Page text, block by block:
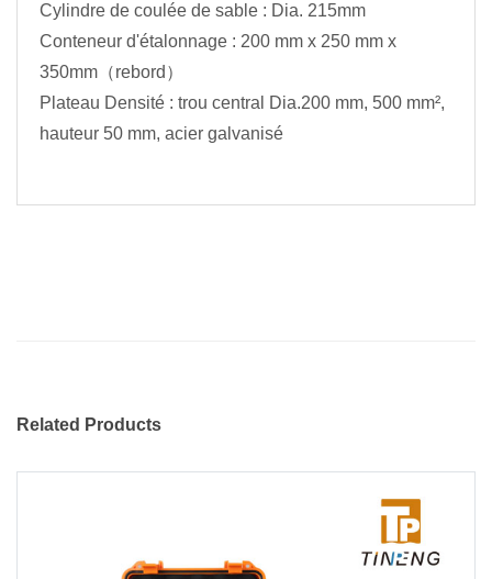
Cylindre de coulée de sable : Dia. 215mm
Conteneur d'étalonnage : 200 mm x 250 mm x
350mm（rebord）
Plateau Densité : trou central Dia.200 mm, 500 mm²,
hauteur 50 mm, acier galvanisé
Related Products